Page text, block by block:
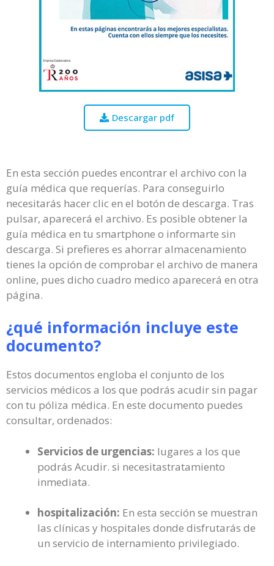
Descargar pdf
En esta sección puedes encontrar el archivo con la
guía médica que requerías. Para conseguirlo
necesitarás hacer clic en el botón de descarga. Tras
pulsar, aparecerá el archivo. Es posible obtener la
guía médica en tu smartphone o informarte sin
descarga. Si prefieres es ahorrar almacenamiento
tienes la opción de comprobar el archivo de manera
online, pues dicho cuadro medico aparecerá en otra
página.
¿qué información incluye este
documento?
Estos documentos engloba el conjunto de los
servicios médicos a los que podrás acudir sin pagar
con tu póliza médica. En este documento puedes
consultar, ordenados:
Servicios de urgencias: lugares a los que
podrás Acudir. si necesitastratamiento
inmediata.
hospitalización: En esta sección se muestran
las clínicas y hospitales donde disfrutarás de
un servicio de internamiento privilegiado.